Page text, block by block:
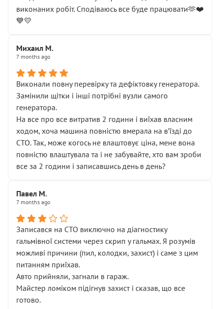
виконаних робіт. Сподіваюсь все буде працювати🫶❤️
💙💛
Михаил М.
7 months ago
Виконали повну перевірку та дефіктовку генератора.
Замінили щітки і інші потрібні вузли самого
генератора.
На все про все витратив 2 години і виїхав власним
ходом, хоча машина повністю вмерала на вʼїзді до
СТО. Так, може когось не влаштовує ціна, мене вона
повністю влаштувала та і не забувайте, хто вам зроби
все за 2 години і записавшись день в день?
Павел М.
7 months ago
Записався на СТО виключно на діагностику
гальмівної системи через скрип у гальмах. Я розумів
можливі причини (пил, колодки, захист) і саме з цим
питанням приїхав.
Авто прийняли, загнали в гараж.
Майстер ломіком підігнув захист і сказав, що все
готово.